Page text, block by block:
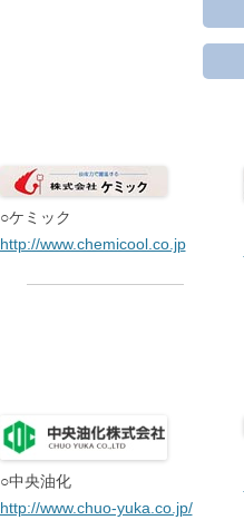
○ケミック
http://www.chemicool.co.jp
○中央油化
http://www.chuo-yuka.co.jp/